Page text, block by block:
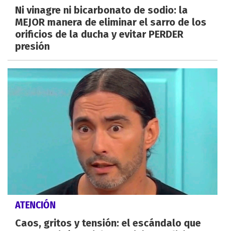
Ni vinagre ni bicarbonato de sodio: la
MEJOR manera de eliminar el sarro de los
orificios de la ducha y evitar PERDER
presión
ATENCIÓN
Caos, gritos y tensión: el escándalo que